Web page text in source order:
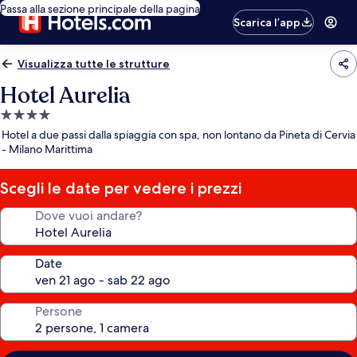
Passa alla sezione principale della pagina
Scarica l’app
Visualizza tutte le strutture
Hotel Aurelia
Struttura
a
4.0
stelle
Hotel a due passi dalla spiaggia con spa, non lontano da Pineta di Cervia
- Milano Marittima
Scegli le date per vedere i prezzi
Dove vuoi andare?
Date
Persone